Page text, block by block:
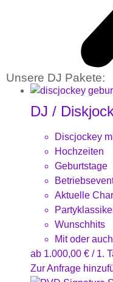
Unsere DJ Pakete:
DJ /
Discjockey
Hochzeiten
Geburtstage
Aktuelle
Wunschhits
Mit oder
ab 1.000,00 € / 1.
Zur Anfrage